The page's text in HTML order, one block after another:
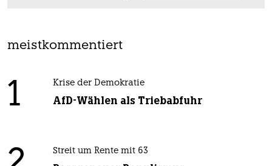
meistkommentiert
1 Krise der Demokratie
AfD-Wählen als Triebabfuhr
Streit um Rente mit 63